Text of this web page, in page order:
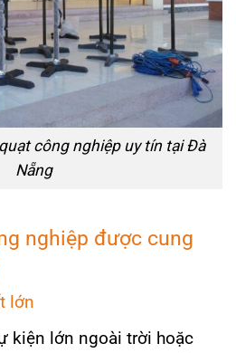
công nghiệp uy tín tại Đà
Nẵng
nghiệp được cung
lớn
kiện lớn ngoài trời hoặc